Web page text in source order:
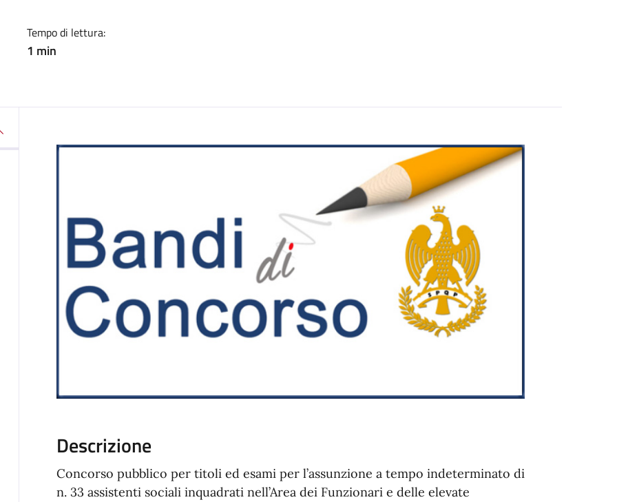
Tempo di lettura:
1 min
Descrizione
Concorso pubblico per titoli ed esami per l’assunzione a tempo indeterminato di
n. 33 assistenti sociali inquadrati nell’Area dei Funzionari e delle elevate